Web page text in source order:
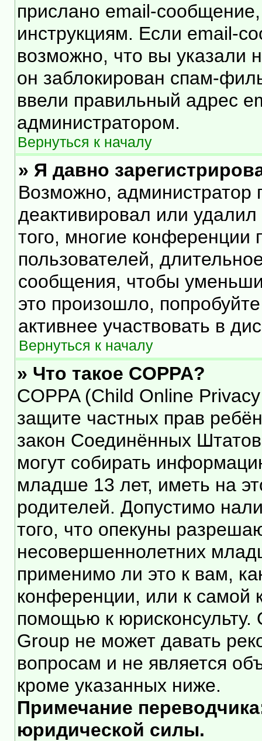
прислано email-
инструкциям. Если email-
возможно, что вы указали
он заблокирован спам-
ввели правильный адрес
администратором.
Вернуться к началу
» Я давно
Возможно, администратор
деактивировал или
того, многие конференции
пользователей,
сообщения, чтобы
это произошло,
активнее участвовать в
Вернуться к началу
» Что такое COPPA?
COPPA (Child Online
защите частных прав
закон Соединённых
могут собирать
младше 13 лет, иметь на
родителей. Допустимо
того, что опекуны
несовершеннолетних
применимо ли это к вам,
конференции, или к самой
помощью к
Group не может давать
вопросам и не является
кроме указанных ниже.
Примечание
юридической силы.